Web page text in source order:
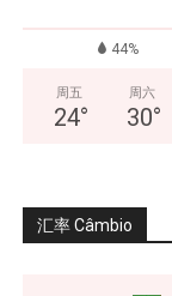
44%
周五
24°
周六
30°
汇率 Câmbio